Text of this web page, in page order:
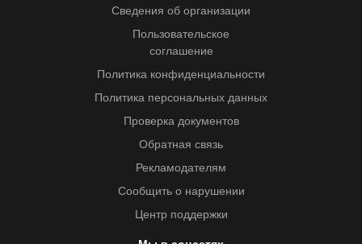
Сведения об организации
Пользовательское
соглашение
Политика конфиденциальности
Политика персональных данных
Проверка документов
Обратная связь
Рекламодателям
Сообщить о нарушении
Центр поддержки